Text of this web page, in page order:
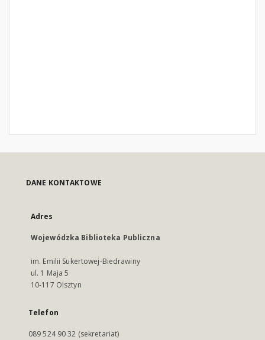
DANE KONTAKTOWE
Adres
Wojewódzka Biblioteka Publiczna
im. Emilii Sukertowej-Biedrawiny
ul. 1 Maja 5
10-117 Olsztyn
Telefon
089 524 90 32 (sekretariat)